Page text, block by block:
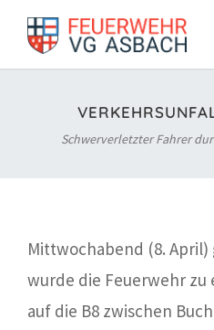
Schwerverletzter Fahrer
Mittwochabend (8. April)
wurde die Feuerwehr
auf die B8 zwischen